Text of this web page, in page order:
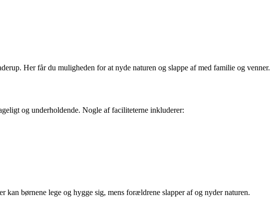
Her får du muligheden for at nyde naturen og slappe af med familie og venner.
og underholdende. Nogle af faciliteterne inkluderer:
kan børnene lege og hygge sig, mens forældrene slapper af og nyder naturen.